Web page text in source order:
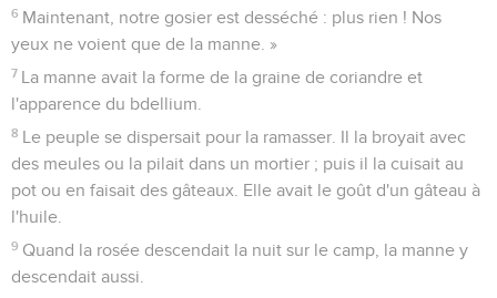
6 Maintenant, notre gosier est desséché : plus rien ! Nos
yeux ne voient que de la manne. »
7 La manne avait la forme de la graine de coriandre et
l'apparence du bdellium.
8 Le peuple se dispersait pour la ramasser. Il la broyait avec
des meules ou la pilait dans un mortier ; puis il la cuisait au
pot ou en faisait des gâteaux. Elle avait le goût d'un gâteau à
l'huile.
9 Quand la rosée descendait la nuit sur le camp, la manne y
descendait aussi.